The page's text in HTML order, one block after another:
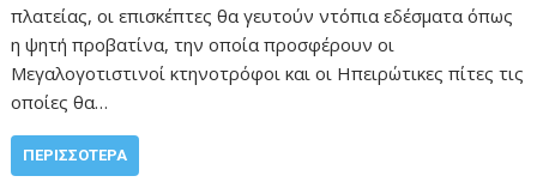
πλατείας, οι επισκέπτες θα γευτούν ντόπια εδέσματα όπως
η ψητή προβατίνα, την οποία προσφέρουν οι
Μεγαλογοτιστινοί κτηνοτρόφοι και οι Ηπειρώτικες πίτες τις
οποίες θα…
ΠΕΡΙΣΣΌΤΕΡΑ